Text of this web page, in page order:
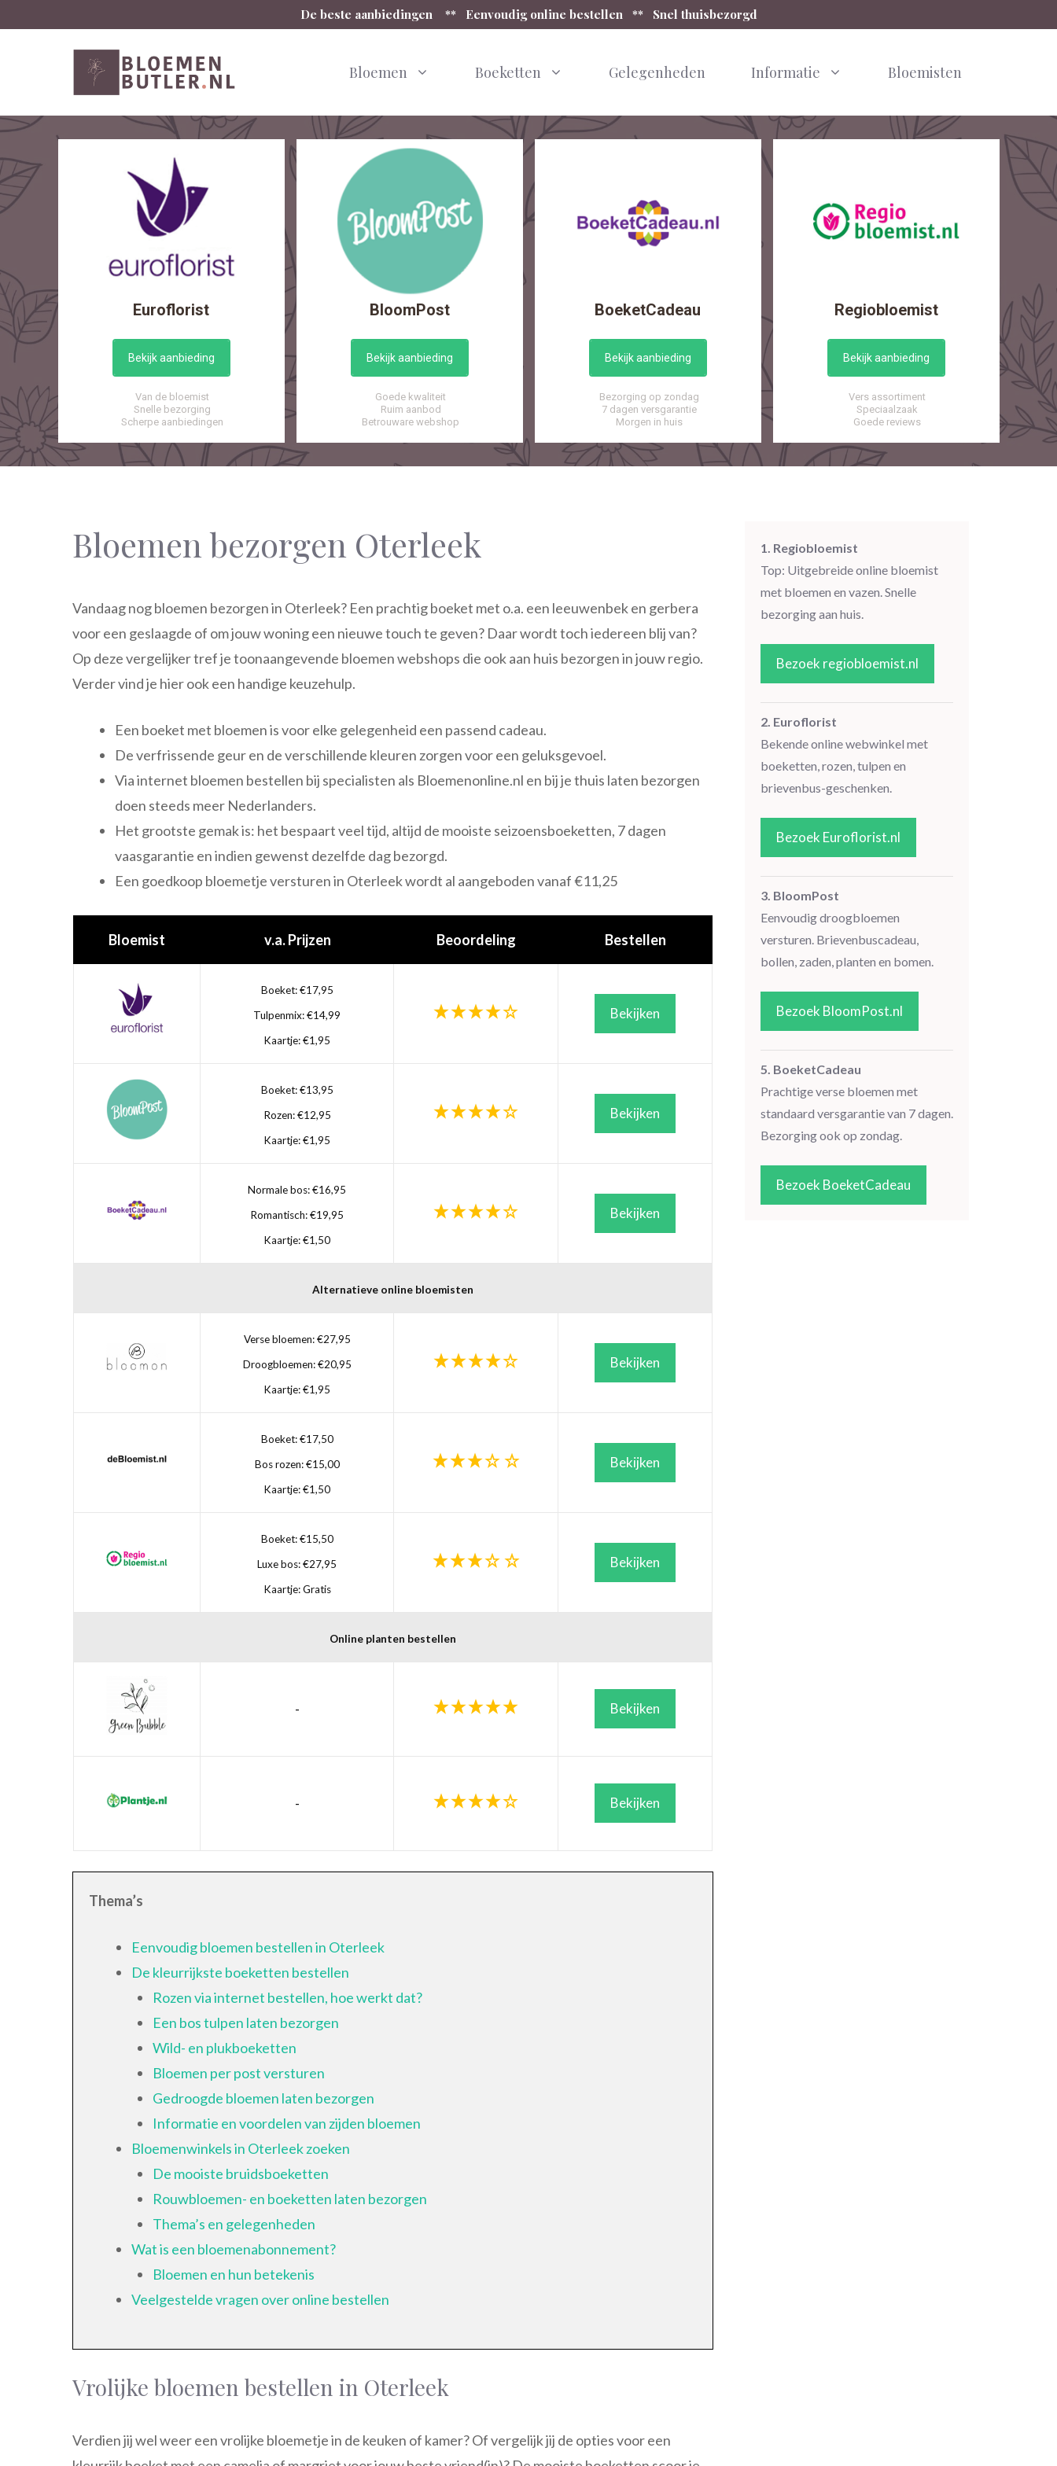
De beste aanbiedingen ** Eenvoudig online bestellen ** Snel thuisbezorgd
Bloemen Boeketten Gelegenheden Informatie Bloemisten
Euroflorist
Bekijk aanbieding
Van de bloemist
Snelle bezorging
Scherpe aanbiedingen
BloomPost
Bekijk aanbieding
Goede kwaliteit
Ruim aanbod
Betrouware webshop
BoeketCadeau
Bekijk aanbieding
Bezorging op zondag
7 dagen versgarantie
Morgen in huis
Regiobloemist
Bekijk aanbieding
Vers assortiment
Speciaalzaak
Goede reviews
Bloemen bezorgen Oterleek
Vandaag nog bloemen bezorgen in Oterleek? Een prachtig boeket met o.a. een leeuwenbek en gerbera
voor een geslaagde of om jouw woning een nieuwe touch te geven? Daar wordt toch iedereen blij van?
Op deze vergelijker tref je toonaangevende bloemen webshops die ook aan huis bezorgen in jouw regio.
Verder vind je hier ook een handige keuzehulp.
Een boeket met bloemen is voor elke gelegenheid een passend cadeau.
De verfrissende geur en de verschillende kleuren zorgen voor een geluksgevoel.
Via internet bloemen bestellen bij specialisten als Bloemenonline.nl en bij je thuis laten bezorgen
doen steeds meer Nederlanders.
Het grootste gemak is: het bespaart veel tijd, altijd de mooiste seizoensboeketten, 7 dagen
vaasgarantie en indien gewenst dezelfde dag bezorgd.
Een goedkoop bloemetje versturen in Oterleek wordt al aangeboden vanaf €11,25
Bloemist v.a. Prijzen Beoordeling Bestellen
Boeket: €17,95
Tulpenmix: €14,99
Kaartje: €1,95
Bekijken
Boeket: €13,95
Rozen: €12,95
Kaartje: €1,95
Bekijken
Normale bos: €16,95
Romantisch: €19,95
Kaartje: €1,50
Bekijken
Alternatieve online bloemisten
Verse bloemen: €27,95
Droogbloemen: €20,95
Kaartje: €1,95
Bekijken
Boeket: €17,50
Bos rozen: €15,00
Kaartje: €1,50
Bekijken
Boeket: €15,50
Luxe bos: €27,95
Kaartje: Gratis
Bekijken
Online planten bestellen
- Bekijken
- Bekijken
Thema’s
Eenvoudig bloemen bestellen in Oterleek
De kleurrijkste boeketten bestellen
Rozen via internet bestellen, hoe werkt dat?
Een bos tulpen laten bezorgen
Wild- en plukboeketten
Bloemen per post versturen
Gedroogde bloemen laten bezorgen
Informatie en voordelen van zijden bloemen
Bloemenwinkels in Oterleek zoeken
De mooiste bruidsboeketten
Rouwbloemen- en boeketten laten bezorgen
Thema’s en gelegenheden
Wat is een bloemenabonnement?
Bloemen en hun betekenis
Veelgestelde vragen over online bestellen
Vrolijke bloemen bestellen in Oterleek
Verdien jij wel weer een vrolijke bloemetje in de keuken of kamer? Of vergelijk jij de opties voor een
1. Regiobloemist
Top: Uitgebreide online bloemist
met bloemen en vazen. Snelle
bezorging aan huis.
Bezoek regiobloemist.nl
2. Euroflorist
Bekende online webwinkel met
boeketten, rozen, tulpen en
brievenbus-geschenken.
Bezoek Euroflorist.nl
3. BloomPost
Eenvoudig droogbloemen
versturen. Brievenbuscadeau,
bollen, zaden, planten en bomen.
Bezoek BloomPost.nl
5. BoeketCadeau
Prachtige verse bloemen met
standaard versgarantie van 7 dagen.
Bezorging ook op zondag.
Bezoek BoeketCadeau